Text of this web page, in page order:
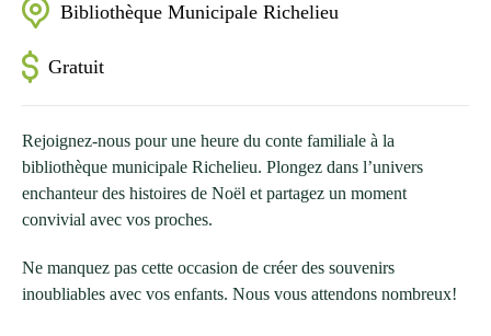
Bibliothèque Municipale Richelieu
Gratuit
Rejoignez-nous pour une heure du conte familiale à la
bibliothèque municipale Richelieu. Plongez dans l’univers
enchanteur des histoires de Noël et partagez un moment
convivial avec vos proches.
Ne manquez pas cette occasion de créer des souvenirs
inoubliables avec vos enfants. Nous vous attendons nombreux!